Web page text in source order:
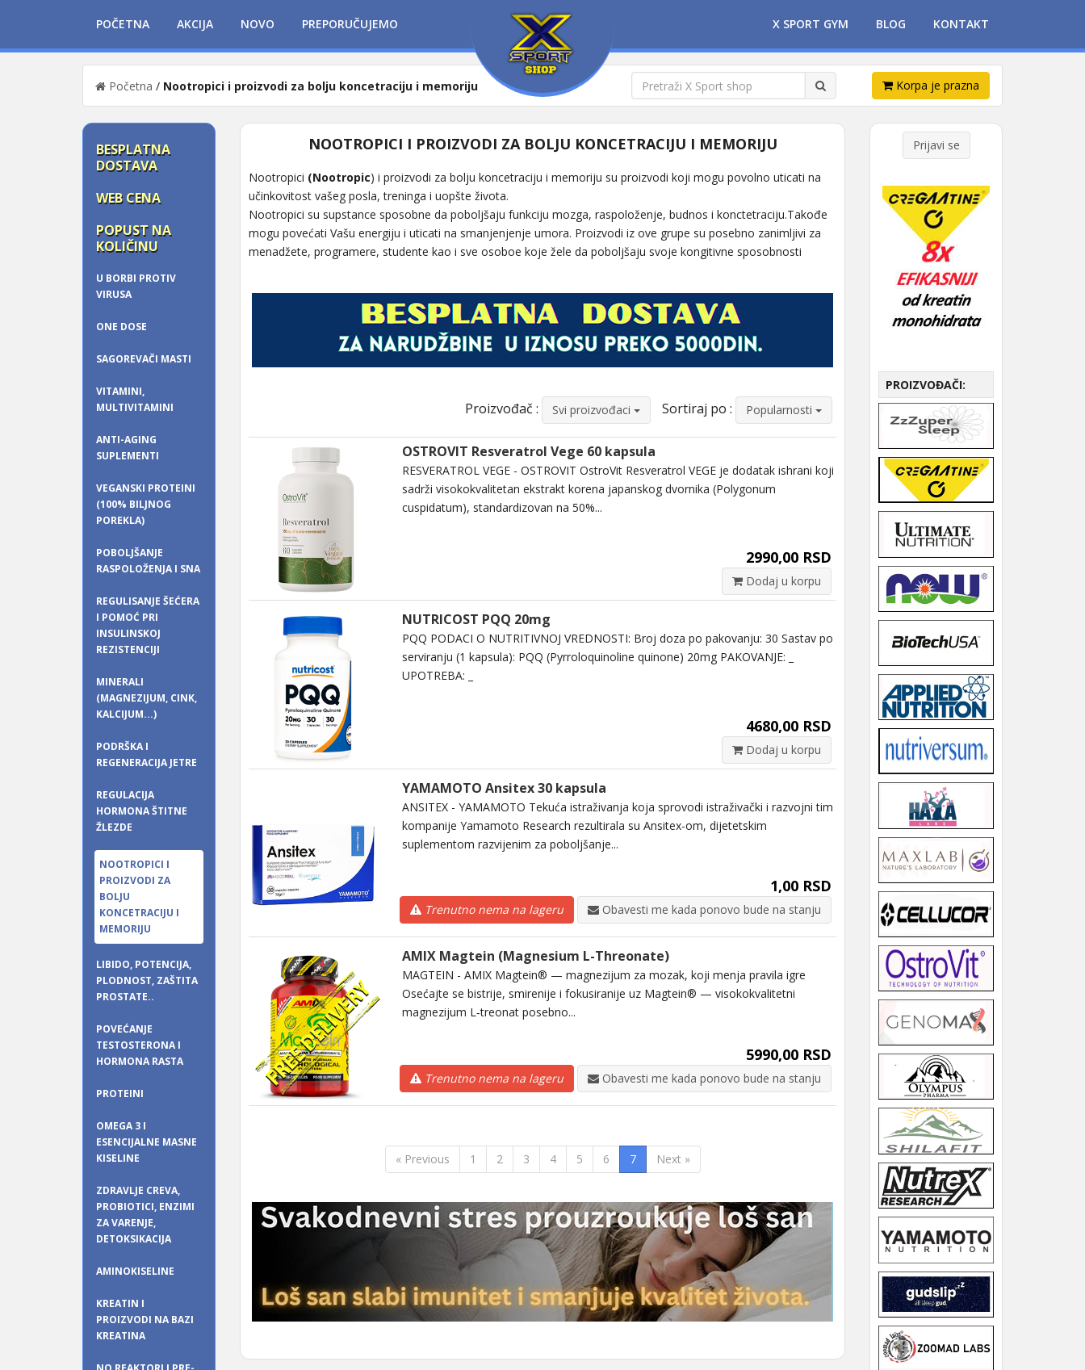
POČETNA AKCIJA NOVO PREPORUČUJEMO X SPORT GYM BLOG KONTAKT
Početna / Nootropici i proizvodi za bolju koncetraciju i memoriju Korpa je prazna
BESPLATNA
DOSTAVA
WEB CENA
POPUST NA
KOLIČINU
U BORBI PROTIV
VIRUSA
ONE DOSE
SAGOREVAČI MASTI
VITAMINI,
MULTIVITAMINI
ANTI-AGING
SUPLEMENTI
VEGANSKI PROTEINI
(100% BILJNOG
POREKLA)
POBOLJŠANJE
RASPOLOŽENJA I SNA
REGULISANJE ŠEĆERA
I POMOĆ PRI
INSULINSKOJ
REZISTENCIJI
MINERALI
(MAGNEZIJUM, CINK,
KALCIJUM...)
PODRŠKA I
REGENERACIJA JETRE
REGULACIJA
HORMONA ŠTITNE
ŽLEZDE
NOOTROPICI I
PROIZVODI ZA
BOLJU
KONCETRACIJU I
MEMORIJU
LIBIDO, POTENCIJA,
PLODNOST, ZAŠTITA
PROSTATE..
POVEĆANJE
TESTOSTERONA I
HORMONA RASTA
PROTEINI
OMEGA 3 I
ESENCIJALNE MASNE
KISELINE
ZDRAVLJE CREVA,
PROBIOTICI, ENZIMI
ZA VARENJE,
DETOKSIKACIJA
AMINOKISELINE
KREATIN I
PROIZVODI NA BAZI
KREATINA
NOOTROPICI I PROIZVODI ZA BOLJU KONCETRACIJU I MEMORIJU
Nootropici (Nootropic) i proizvodi za bolju koncetraciju i memoriju su proizvodi koji mogu povolno uticati na
učinkovitost vašeg posla, treninga i uopšte života.
Nootropici su supstance sposobne da poboljšaju funkciju mozga, raspoloženje, budnos i konctetraciju.Takođe
mogu povećati Vašu energiju i uticati na smanjenjenje umora. Proizvodi iz ove grupe su posebno zanimljivi za
menadžete, programere, studente kao i sve osoboe koje žele da poboljšaju svoje kongitivne sposobnosti
Proizvođač : Svi proizvođaci Sortiraj po : Popularnosti
OSTROVIT Resveratrol Vege 60 kapsula
RESVERATROL VEGE - OSTROVIT OstroVit Resveratrol VEGE je dodatak ishrani koji
sadrži visokokvalitetan ekstrakt korena japanskog dvornika (Polygonum
cuspidatum), standardizovan na 50%...
2990,00 RSD
Dodaj u korpu
NUTRICOST PQQ 20mg
PQQ PODACI O NUTRITIVNOJ VREDNOSTI: Broj doza po pakovanju: 30 Sastav po
serviranju (1 kapsula): PQQ (Pyrroloquinoline quinone) 20mg PAKOVANJE: _
UPOTREBA: _
4680,00 RSD
Dodaj u korpu
YAMAMOTO Ansitex 30 kapsula
ANSITEX - YAMAMOTO Tekuća istraživanja koja sprovodi istraživački i razvojni tim
kompanije Yamamoto Research rezultirala su Ansitex-om, dijetetskim
suplementom razvijenim za poboljšanje...
1,00 RSD
Trenutno nema na lageru Obavesti me kada ponovo bude na stanju
AMIX Magtein (Magnesium L-Threonate)
MAGTEIN - AMIX Magtein® — magnezijum za mozak, koji menja pravila igre
Osećajte se bistrije, smirenije i fokusiranije uz Magtein® — visokokvalitetni
magnezijum L‑treonat posebno...
5990,00 RSD
Trenutno nema na lageru Obavesti me kada ponovo bude na stanju
« Previous 1 2 3 4 5 6 7 Next »
Prijavi se
PROIZVOĐAČI: